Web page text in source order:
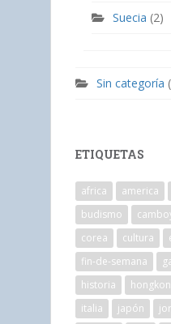
Suecia (2)
Sin categoría
ETIQUETAS
africa america
budismo
corea
cultura
fin-de-semana
historia
italia
japón